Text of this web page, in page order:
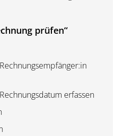
prüfen“
erfassen